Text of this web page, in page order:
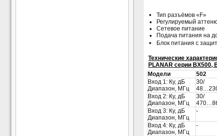
Тип разъёмов «F»
Регулируемый
Сетевое питание
Подача питания на
Блок питания с
Технические
PLANAR серии BX500,
Модели
502
Вход 1: Ку, дБ
Диапазон, МГц
30/
Вход 2: Ку, дБ
Диапазон, МГц
30/
Вход 3: Ку, дБ
Диапазон, МГц
-
Вход 4: Ку, дБ
Диапазон, МГц
-